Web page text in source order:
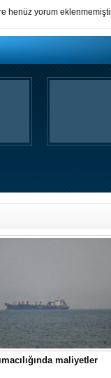
henüz yorum
maliyetler